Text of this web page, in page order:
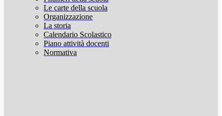
Le carte della scuola
Organizzazione
La storia
Calendario Scolastico
Piano attività docenti
Normativa